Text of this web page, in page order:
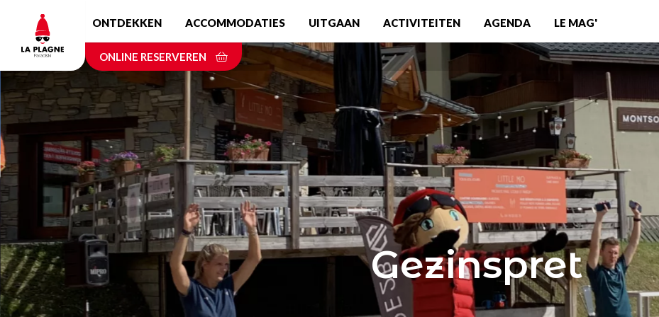
content
ONTDEKKEN ACCOMMODATIES UITGAAN ACTIVITEITEN AGENDA LE MAG'
ONLINE RESERVEREN
Gezinspret